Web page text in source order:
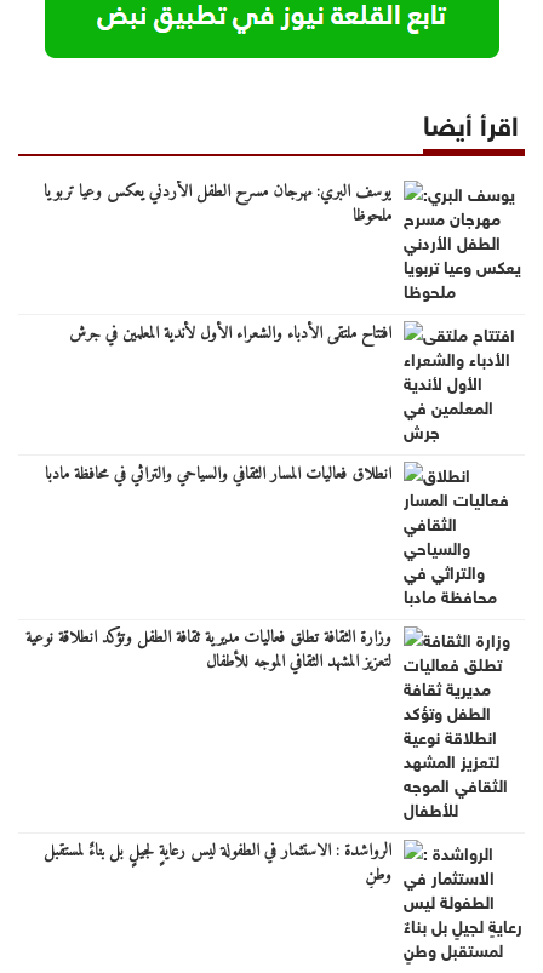
اقرأ أيضا
يوسف البري: مهرجان مسرح الطفل الأردني يعكس وعيا تربويا
ملحوظا
افتتاح ملتقى الأدباء والشعراء الأول لأندية المعلمين في جرش
انطلاق فعاليات المسار الثقافي والسياحي والتراثي في محافظة مادبا
وزارة الثقافة تطلق فعاليات مديرية ثقافة الطفل وتؤكد انطلاقة نوعية
لتعزيز المشهد الثقافي الموجه للأطفال
الرواشدة : الاستثمار في الطفولة ليس رعايةٍ لجيلٍ بل بناءٌ لمستقبل
وطنٍ